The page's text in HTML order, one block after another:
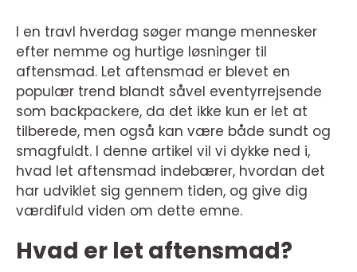
I en travl hverdag søger mange mennesker
efter nemme og hurtige løsninger til
aftensmad. Let aftensmad er blevet en
populær trend blandt såvel eventyrrejsende
som backpackere, da det ikke kun er let at
tilberede, men også kan være både sundt og
smagfuldt. I denne artikel vil vi dykke ned i,
hvad let aftensmad indebærer, hvordan det
har udviklet sig gennem tiden, og give dig
værdifuld viden om dette emne.
Hvad er let aftensmad?